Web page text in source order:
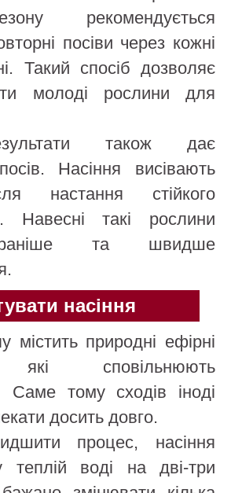
рекомендується
посіви через кожні
Такий спосіб дозволяє
молоді рослини для
також дає
Насіння висівають
настання стійкого
Навесні такі рослини
та швидше
насіння
містить природні ефірні
які сповільнюють
Саме тому сходів іноді
досить довго.
процес, насіння
теплій воді на дві-три